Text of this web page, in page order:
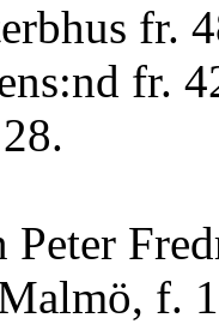
fr.
fr.
Peter
f.